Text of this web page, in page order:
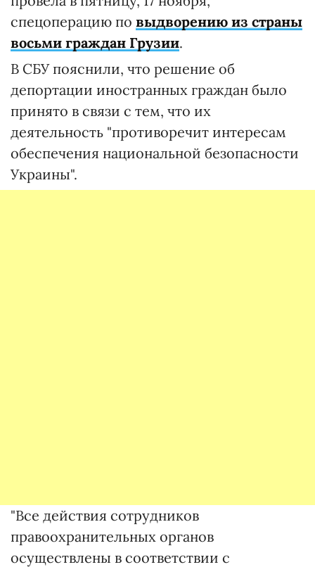
спецоперацию по выдворению из страны
восьми граждан Грузии.
В СБУ пояснили, что решение об
депортации иностранных граждан было
принято в связи с тем, что их
деятельность "противоречит интересам
обеспечения национальной безопасности
Украины".
"Все действия сотрудников
правоохранительных органов
осуществлены в соответствии с